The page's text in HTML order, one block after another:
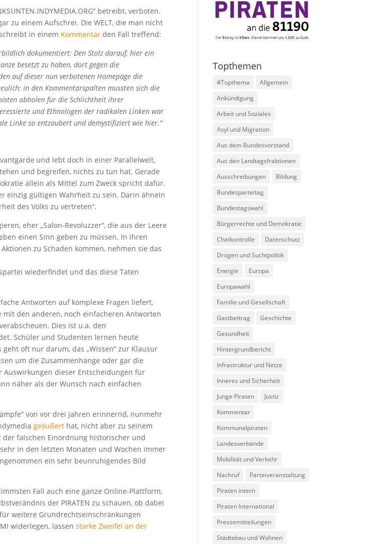
betreibt, verboten.
zu einem Aufschrei. Die WELT, die man nicht
in einem Kommentar den Fall treffend:
dokumentiert: Den Stolz darauf, hier ein
besetzt zu haben, dort gegen die
auf dieser nun verbotenen Homepage die
in den Kommentarspalten mussten sich die
abholen für die Schlichtheit ihrer
und Ethnologen der radikalen Linken war
Linke so entzaubert und demystifiziert wie hier.“
und lebt doch in einer Parallelwelt,
und begreifen, nichts zu tun hat. Gerade
allein als Mittel zum Zweck spricht dafür.
einzig gültigen Wahrheit zu sein. Darin ähneln
des Volks zu vertreten“.
eher „Salon-Revoluzzer“, die aus der Leere
einen Sinn geben zu müssen. In ihren
zu Schaden kommen, nehmen sie das
wiederfindet und das diese Taten
Antworten auf komplexe Fragen liefert,
den anderen, noch einfacheren Antworten
Dies ist u.a. den
Schüler und Studenten lernen heute
oft nur darum, das „Wissen“ zur Klausur
um die Zusammenhänge oder gar die
dieser Entscheidungen für
näher als der Wunsch nach einfachen
von vor drei Jahren erinnernd, nunmehr
geäußert hat, nicht aber zu seinem
falschen Einordnung historischer und
in den letzten Monaten und Wochen immer
ein sehr beunruhigendes Bild
Fall auch eine ganze Online-Plattform,
der PIRATEN zu schauen, ob dabei
weitere Grundrechtseinschränkungen
widerlegen, lassenstarke Zweifel an der
Topthemen
#Topthema
Allgemein
Ankündigung
Arbeit und Soziales
Asyl und Migration
Aus dem Bundesvorstand
Aus den Landtagsfraktionen
Ausschreibungen
Bildung
Bundesparteitag
Bundestagswahl
Bürgerrechte und Demokratie
Chatkontrolle
Datenschutz
Drogen und Suchtpolitik
Energie
Europa
Europawahl
Familie und Gesellschaft
Gastbeitrag
Geschichte
Gesundheit
Hintergrundbericht
Infrastruktur und Netze
Inneres und Sicherheit
Junge Piraten
Justiz
Kommentar
Kommunalpiraten
Landesverbände
Mobilität und Verkehr
Nachruf
Parteiveranstaltung
Piraten intern
Piraten International
Pressemitteilungen
Städtebau und Wohnen